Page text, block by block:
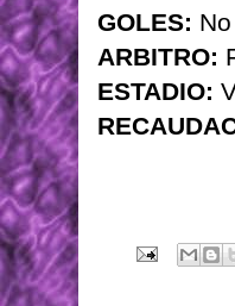
GOLES:
ARBITRO:
ESTADIO: